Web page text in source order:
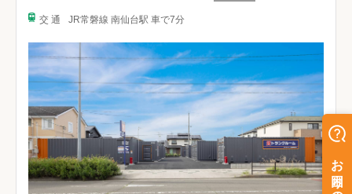
交 通 JR常磐線 南仙台駅 車で7分